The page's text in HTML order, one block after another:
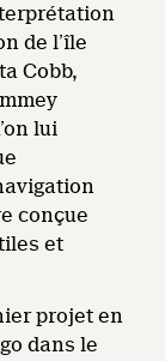
de l’île
Cobb,
lui
conçue
et
projet en
dans le